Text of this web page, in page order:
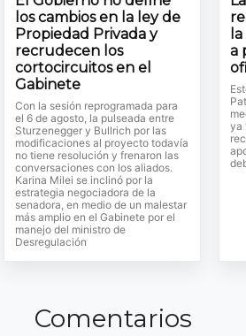
los cambios en la ley de
Propiedad Privada y
recrudecen los
cortocircuitos en el
Gabinete
Con la sesión reprogramada para
el 6 de agosto, la pulseada entre
Sturzenegger y Bullrich por las
modificaciones al proyecto todavía
no tiene resolución y frenaron las
conversaciones con los aliados.
Karina Milei se inclinó por la
estrategia negociadora de la
senadora, en medio de un malestar
más amplio en el Gabinete por el
manejo del ministro de
Desregulación
a
ya
Comentarios